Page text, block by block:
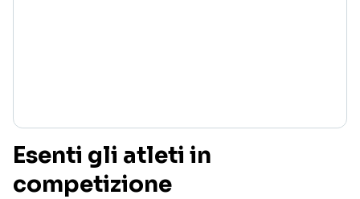
Esenti gli atleti in
competizione